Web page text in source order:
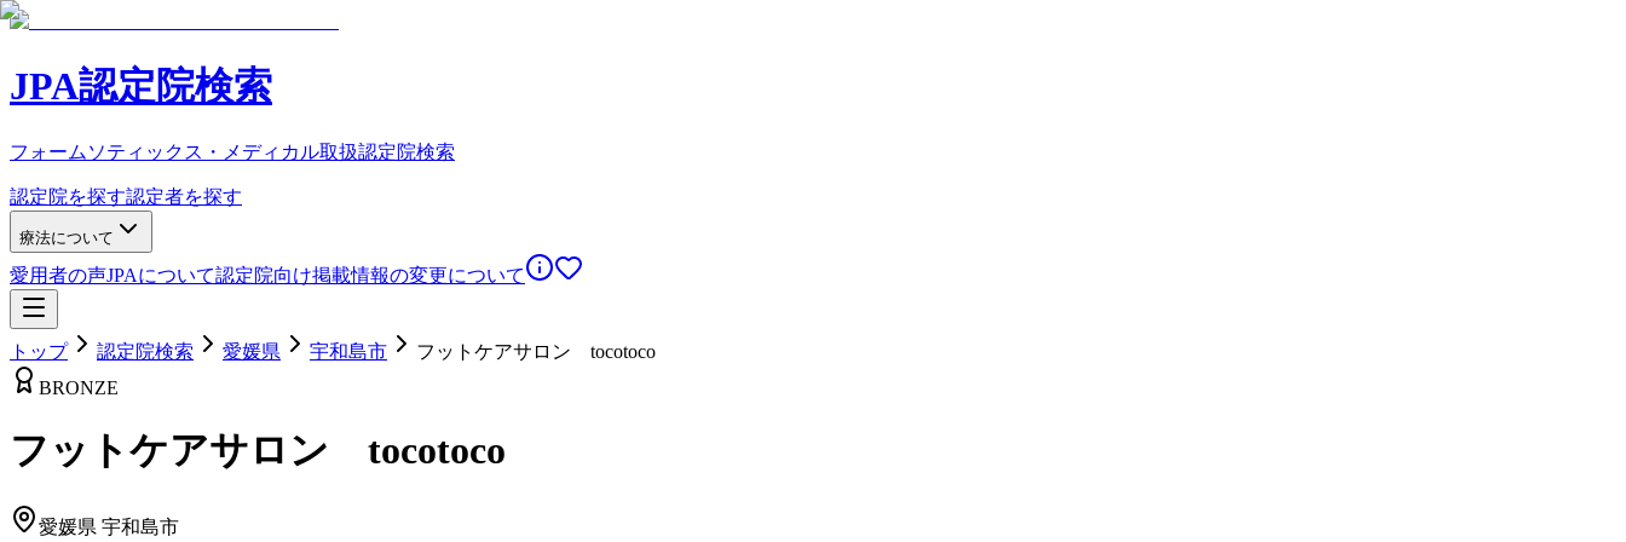
JPA認定院検索
フォームソティックス・メディカル取扱認定院検索
認定院を探す認定者を探す
療法について
愛用者の声JPAについて認定院向け掲載情報の変更について
トップ 認定院検索 愛媛県 宇和島市
フットケアサロン tocotoco
BRONZE
フットケアサロン tocotoco
愛媛県 宇和島市